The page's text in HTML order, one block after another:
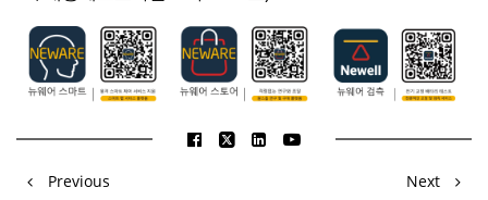
Previous Next